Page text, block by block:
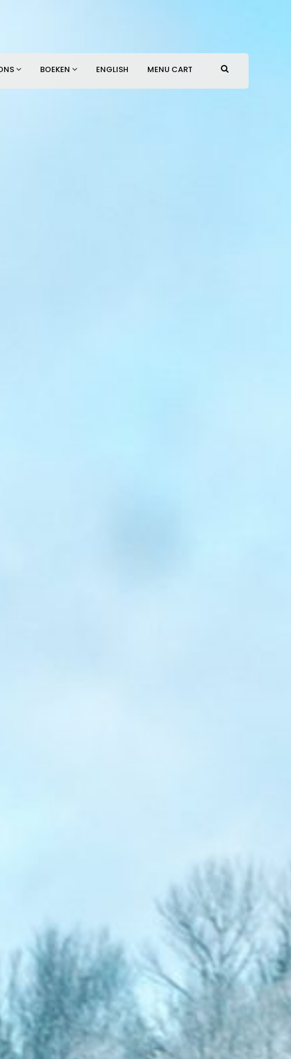
BOEKEN ENGLISH MENU CART